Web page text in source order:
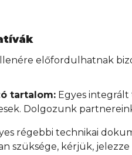
előfordulhatnak
tartalom: Egyes
Dolgozunk
régebbi technikai
szüksége, kérjük,